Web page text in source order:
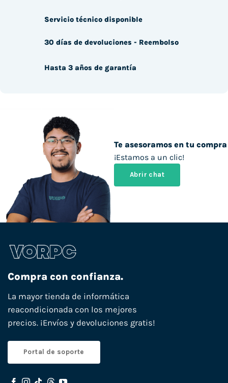
Te asesoramos en tu compra
¡Estamos a un clic!
Abrir chat
Servicio técnico disponible
30 días de devoluciones - Reembolso
Hasta 3 años de garantía
Compra con confianza.
La mayor tienda de informática
reacondicionada con los mejores
precios. ¡Envíos y devoluciones gratis!
Portal de soporte